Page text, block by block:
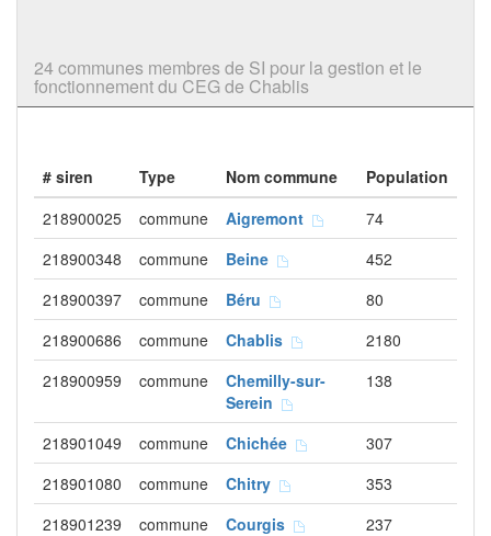
24 communes membres de SI pour la gestion et le
fonctionnement du CEG de Chablis
# siren Type Nom commune
Population
218900025
commune Aigremont
74
218900348
commune Beine
452
218900397
commune Béru
80
218900686
commune Chablis
2180
218900959
commune
Chemilly-sur-
Serein
138
218901049 commune Chichée
307
218901080
commune Chitry
353
218901239
commune Courgis
237